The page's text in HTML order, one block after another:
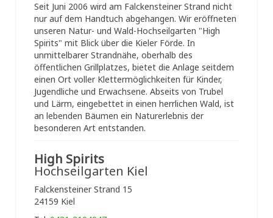
Seit Juni 2006 wird am Falckensteiner Strand nicht
nur auf dem Handtuch abgehangen. Wir eröffneten
unseren Natur- und Wald-Hochseilgarten "High
Spirits" mit Blick über die Kieler Förde. In
unmittelbarer Strandnähe, oberhalb des
öffentlichen Grillplatzes, bietet die Anlage seitdem
einen Ort voller Klettermöglichkeiten für Kinder,
Jugendliche und Erwachsene. Abseits von Trubel
und Lärm, eingebettet in einen herrlichen Wald, ist
an lebenden Bäumen ein Naturerlebnis der
besonderen Art entstanden.
High Spirits
Hochseilgarten Kiel
Falckensteiner Strand 15
24159 Kiel